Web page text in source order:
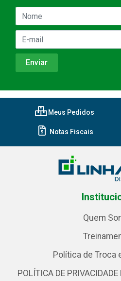
Meus Pedidos
Notas Fiscais
Quem
Política de Troca
POLÍTICA DE PRIVACIDADE